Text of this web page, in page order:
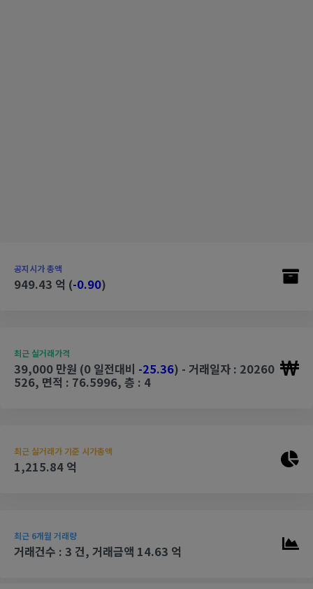
공지시가 총액
949.43 억 (-0.90)
최근 실거래가격
39,000 만원 (0 일전대비 -25.36) - 거래일자 : 20260
526, 면적 : 76.5996, 층 : 4
최근 실거래가 기준 시가총액
1,215.84 억
최근 6개월 거래량
거래건수 : 3 건, 거래금액 14.63 억